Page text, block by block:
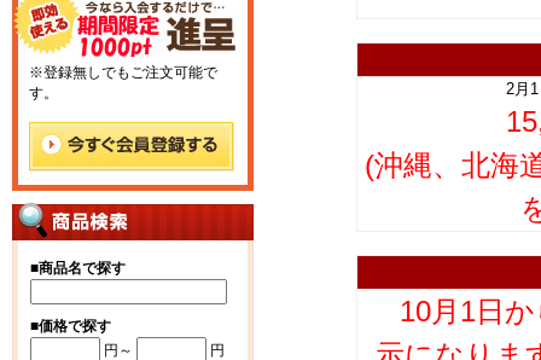
※登録無しでもご注文可能で
す。
■商品名で探す
■価格で探す
円～
円
2月
(沖縄、北海
10月1日